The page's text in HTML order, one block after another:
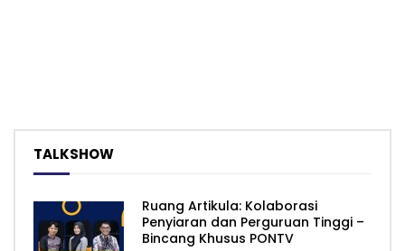
TALKSHOW
Ruang Artikula: Kolaborasi
Penyiaran dan Perguruan Tinggi –
Bincang Khusus PONTV